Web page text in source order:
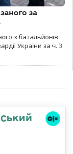
за
з батальйонів
України за ч. 3